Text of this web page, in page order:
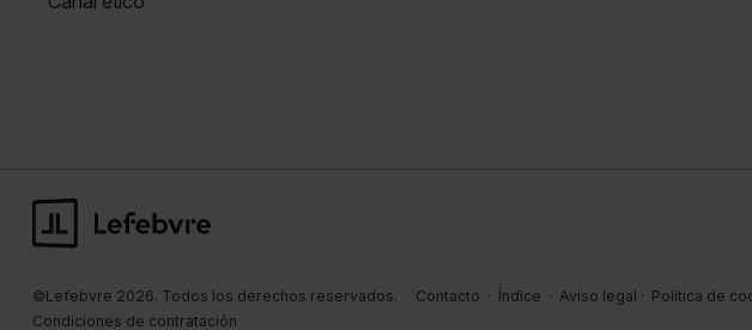
©Lefebvre 2026. Todos los derechos reservados. Contacto · Índice · Aviso legal · Política de
Condiciones de contratación